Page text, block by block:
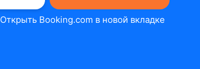
Открыть Booking.com в новой вкладке